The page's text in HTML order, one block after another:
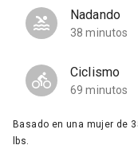
Nadando
38 minutos
Ciclismo
69 minutos
Basado en una mujer de
lbs.